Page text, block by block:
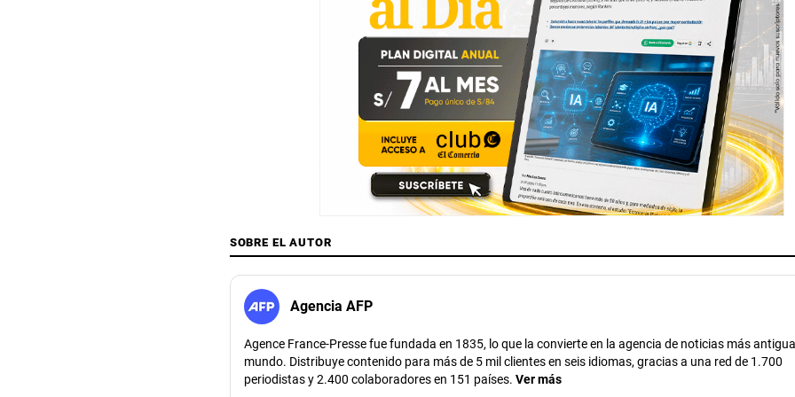
SOBRE EL AUTOR
Agencia AFP
Agence France-Presse fue fundada en 1835, lo que la convierte en la agencia de noticias más
mundo. Distribuye contenido para más de 5 mil clientes en seis idiomas, gracias a una red de 1.700
periodistas y 2.400 colaboradores en 151 países. Ver más